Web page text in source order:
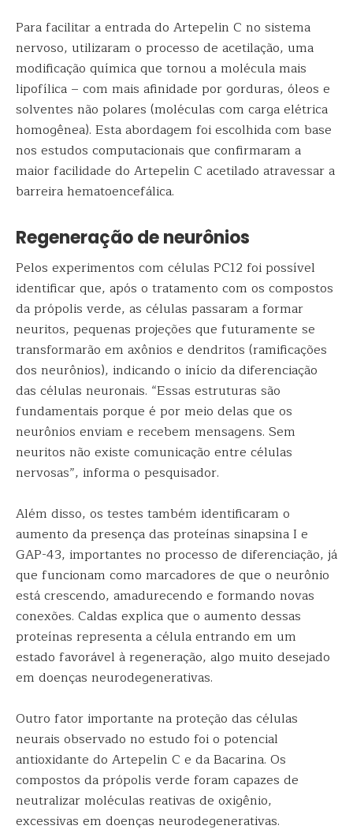
Para facilitar a entrada do Artepelin C no sistema
nervoso, utilizaram o processo de acetilação, uma
modificação química que tornou a molécula mais
lipofílica – com mais afinidade por gorduras, óleos e
solventes não polares (moléculas com carga elétrica
homogênea). Esta abordagem foi escolhida com base
nos estudos computacionais que confirmaram a
maior facilidade do Artepelin C acetilado atravessar a
barreira hematoencefálica.
Regeneração de neurônios
Pelos experimentos com células PC12 foi possível
identificar que, após o tratamento com os compostos
da própolis verde, as células passaram a formar
neuritos, pequenas projeções que futuramente se
transformarão em axônios e dendritos (ramificações
dos neurônios), indicando o início da diferenciação
das células neuronais. “Essas estruturas são
fundamentais porque é por meio delas que os
neurônios enviam e recebem mensagens. Sem
neuritos não existe comunicação entre células
nervosas”, informa o pesquisador.
Além disso, os testes também identificaram o
aumento da presença das proteínas sinapsina I e
GAP-43, importantes no processo de diferenciação, já
que funcionam como marcadores de que o neurônio
está crescendo, amadurecendo e formando novas
conexões. Caldas explica que o aumento dessas
proteínas representa a célula entrando em um
estado favorável à regeneração, algo muito desejado
em doenças neurodegenerativas.
Outro fator importante na proteção das células
neurais observado no estudo foi o potencial
antioxidante do Artepelin C e da Bacarina. Os
compostos da própolis verde foram capazes de
neutralizar moléculas reativas de oxigênio,
excessivas em doenças neurodegenerativas.